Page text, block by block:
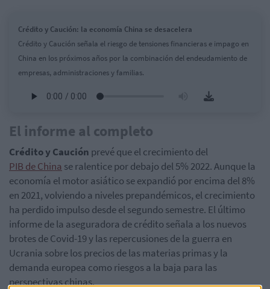
Crédito y Caución: la economía China se desacelera
Crédito y Caución señala el riesgo de tensiones financieras e impago en
China en los próximos años por la combinación del endeudamiento de
empresas, administraciones y familias.
El informe al completo
Crédito y Caución prevé que el crecimiento del
PIB de China se ralentice por debajo del 5% 2022. Aunque la
economía el motor asiático se expandió por encima del 8%
en 2021, volviendo a niveles prepandémicos, el crecimiento
ha perdido impulso desde el segundo semestre. El último
informe de la aseguradora de crédito señala a los nuevos
brotes de Covid-19 y las repercusiones de la guerra en
Ucrania sobre los precios de las materias primas y la
demanda europea como riesgos a la baja para las
perspectivas chinas.